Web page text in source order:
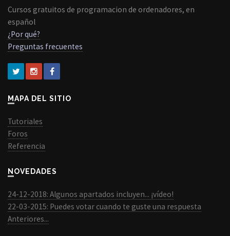
Cursos gratuitos de programacion de ordenadores, en
español
¿Por qué?
Preguntas frecuentes
MAPA DEL SITIO
Tutoriales
Foros
Referencia
NOVEDADES
24-12-2018: Algunos apartados incluyen... ¡vídeo!
22-03-2015: Puedes votar cuando te guste una respuesta
Anteriores...